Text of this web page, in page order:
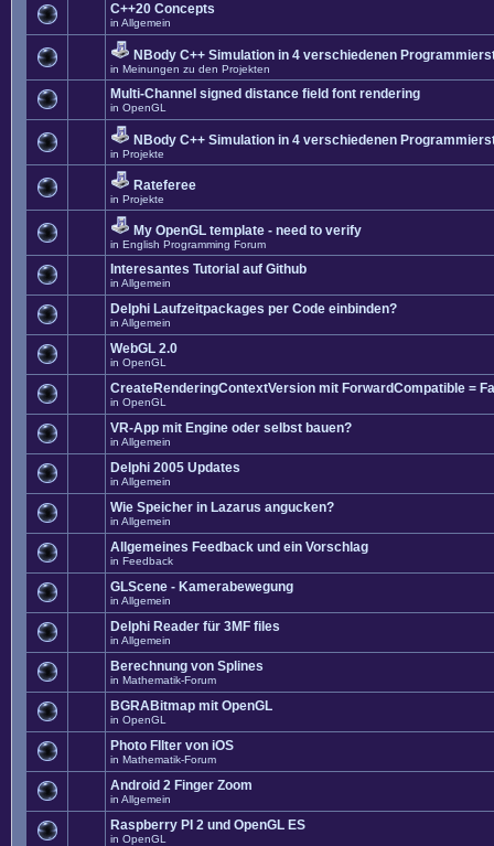
C++20 Concepts
in Allgemein
NBody C++ Simulation in 4 verschiedenen
in Meinungen zu den Projekten
Multi-Channel signed distance field font rendering
in OpenGL
NBody C++ Simulation in 4 verschiedenen
in Projekte
Rateferee
in Projekte
My OpenGL template - need to verify
in English Programming Forum
Interesantes Tutorial auf Github
in Allgemein
Delphi Laufzeitpackages per Code einbinden?
in Allgemein
WebGL 2.0
in OpenGL
CreateRenderingContextVersion mit ForwardCompatible =
in OpenGL
VR-App mit Engine oder selbst bauen?
in Allgemein
Delphi 2005 Updates
in Allgemein
Wie Speicher in Lazarus angucken?
in Allgemein
Allgemeines Feedback und ein Vorschlag
in Feedback
GLScene - Kamerabewegung
in Allgemein
Delphi Reader für 3MF files
in Allgemein
Berechnung von Splines
in Mathematik-Forum
BGRABitmap mit OpenGL
in OpenGL
Photo FIlter von iOS
in Mathematik-Forum
Android 2 Finger Zoom
in Allgemein
Raspberry PI 2 und OpenGL ES
in OpenGL